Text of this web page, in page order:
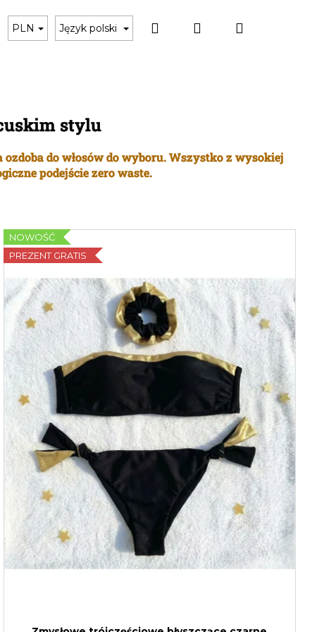
Czarne bikini Karta podarunkowa
PLN Język polski SzukajZalogujKoszyk
stylu
do włosów do wyboru. Wszystko z wysokiej
podejście zero waste.
NOWOŚĆ
PREZENT GRATIS